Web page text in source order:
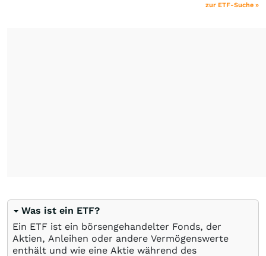
zur ETF-Suche »
Was ist ein ETF?
Ein ETF ist ein börsengehandelter Fonds, der
Aktien, Anleihen oder andere Vermögenswerte
enthält und wie eine Aktie während des